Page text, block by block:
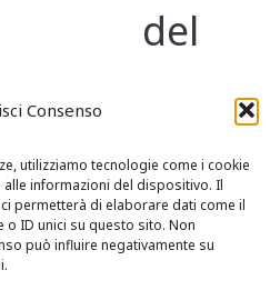
Consenso
utilizziamo tecnologie come i cookie
informazioni del dispositivo. Il
permetterà di elaborare dati come il
ID unici su questo sito. Non
può influire negativamente su
del
solo
del
(ed è